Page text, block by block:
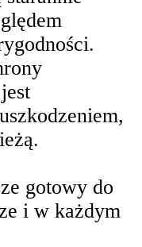
gotowy do
i w każdym